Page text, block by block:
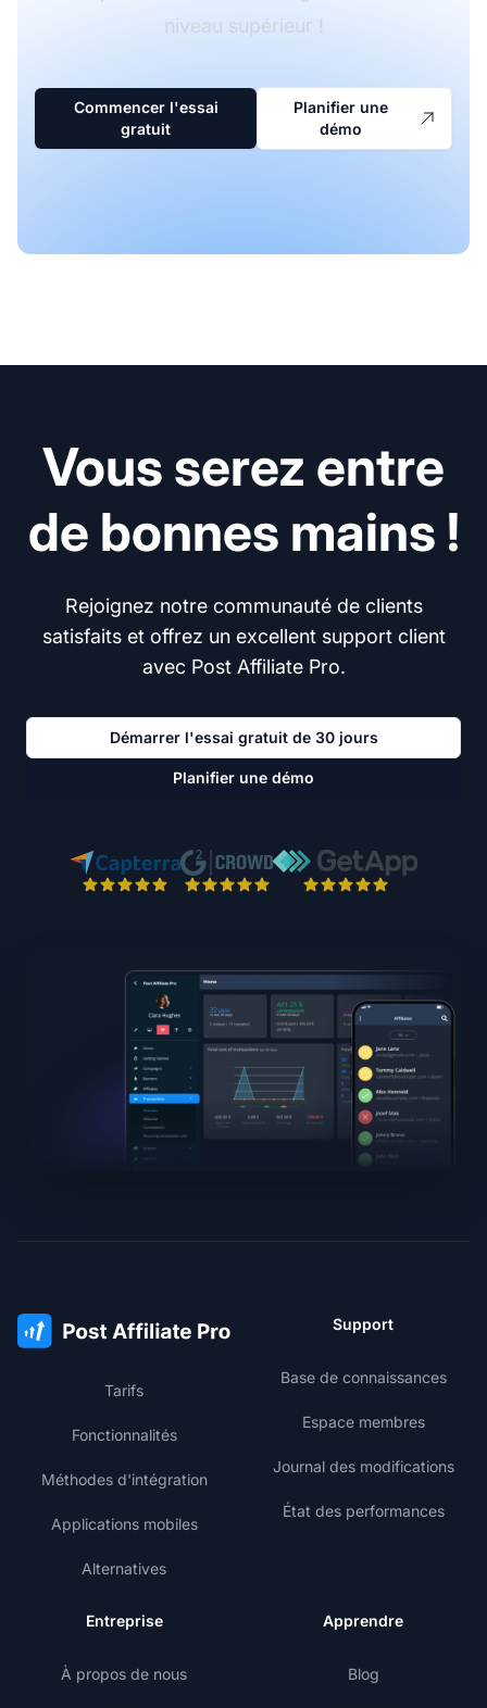
niveau supérieur !
Commencer l'essai
gratuit
Planifier une
démo
Vous serez entre
de bonnes mains !
Rejoignez notre communauté de clients
satisfaits et offrez un excellent support client
avec Post Affiliate Pro.
Démarrer l'essai gratuit de 30 jours
Planifier une démo
Tarifs
Fonctionnalités
Méthodes d'intégration
Applications mobiles
Alternatives
Support
Base de connaissances
Espace membres
Journal des modifications
État des performances
Entreprise
À propos de nous
Apprendre
Blog